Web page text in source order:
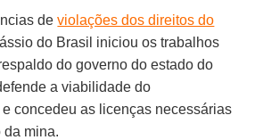
deviolações dos direitos do
do Brasil iniciou os trabalhos
do governo do estado do
a viabilidade do
concedeu as licenças necessárias
da mina.